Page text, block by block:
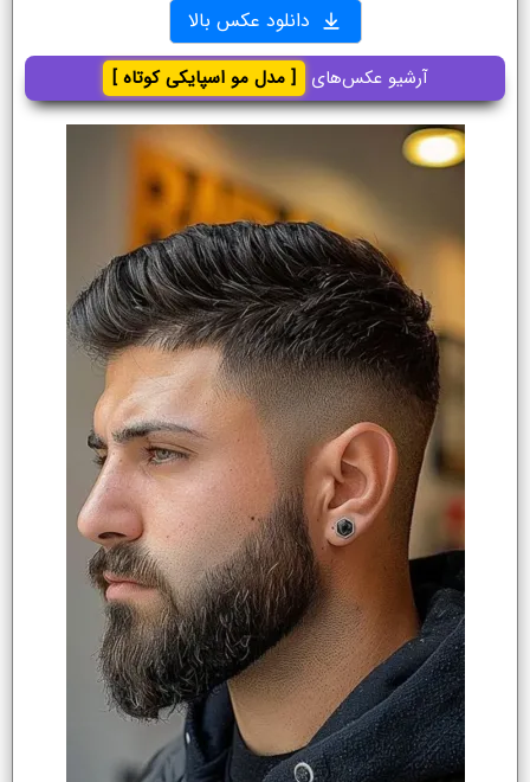
دانلود عکس بالا
آرشیو عکس‌های [ مدل مو اسپایکی کوتاه ]